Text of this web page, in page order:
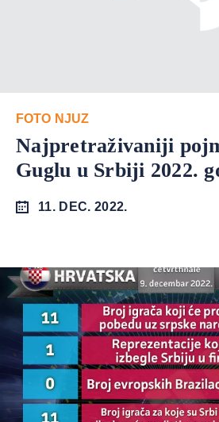
FOTO NJUZ
Najpretraživaniji
Guglu u Srbiji 2022.
11. DEC. 2022.